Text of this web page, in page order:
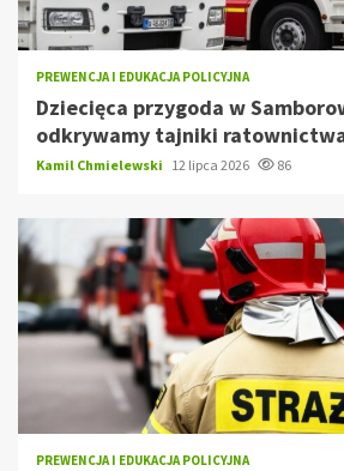
PREWENCJA I EDUKACJA POLICYJNA
Dziecięca przygoda w
odkrywamy tajniki
Kamil Chmielewski 12 lipca 2026 86
PREWENCJA I EDUKACJA POLICYJNA